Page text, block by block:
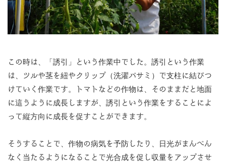
この時は、「誘引」という作業中でした。誘引という作業
は、ツルや茎を紐やクリップ（洗濯バサミ）で支柱に結びつ
けていく作業です。トマトなどの作物は、そのままだと地面
に這うように成長しますが、誘引という作業をすることによ
って縦方向に成長を促すことができます。
そうすることで、作物の病気を予防したり、日光がまんべん
なく当たるようになることで光合成を促し収量をアップさせ